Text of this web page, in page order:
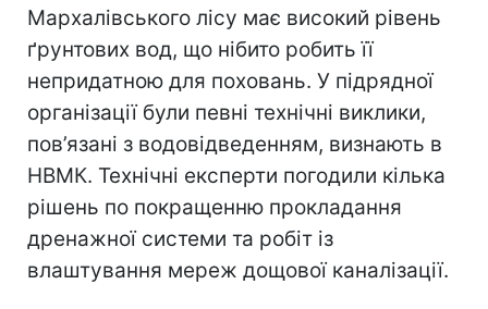
Мархалівського лісу має високий рівень
ґрунтових вод, що нібито робить її
непридатною для поховань. У підрядної
організації були певні технічні виклики,
пов’язані з водовідведенням, визнають в
НВМК. Технічні експерти погодили кілька
рішень по покращенню прокладання
дренажної системи та робіт із
влаштування мереж дощової каналізації.